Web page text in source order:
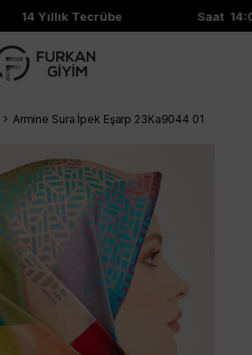
14 Yıllık Tecrübe Saat
Armine Sura İpek Eşarp 23Ka9044 01